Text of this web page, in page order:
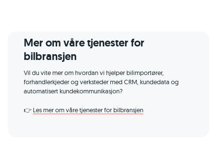
Mer om våre tjenester for
bilbransjen
Vil du vite mer om hvordan vi hjelper bilimportører,
forhandlerkjeder og verksteder med CRM, kundedata og
automatisert kundekommunikasjon?
👉 Les mer om våre tjenester for bilbransjen